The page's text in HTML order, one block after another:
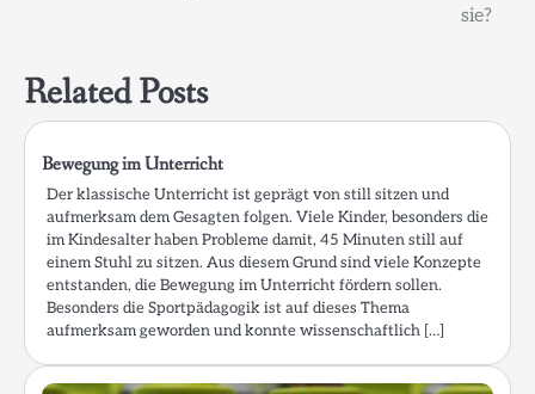
sie?
Related Posts
Bewegung im Unterricht
Der klassische Unterricht ist geprägt von still sitzen und
aufmerksam dem Gesagten folgen. Viele Kinder, besonders die
im Kindesalter haben Probleme damit, 45 Minuten still auf
einem Stuhl zu sitzen. Aus diesem Grund sind viele Konzepte
entstanden, die Bewegung im Unterricht fördern sollen.
Besonders die Sportpädagogik ist auf dieses Thema
aufmerksam geworden und konnte wissenschaftlich […]